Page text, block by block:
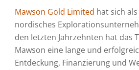
Mawson Gold Limited hat sich
nordisches
den letzten Jahrzehnten hat das
Mawson eine lange und
Entdeckung, Finanzierung und